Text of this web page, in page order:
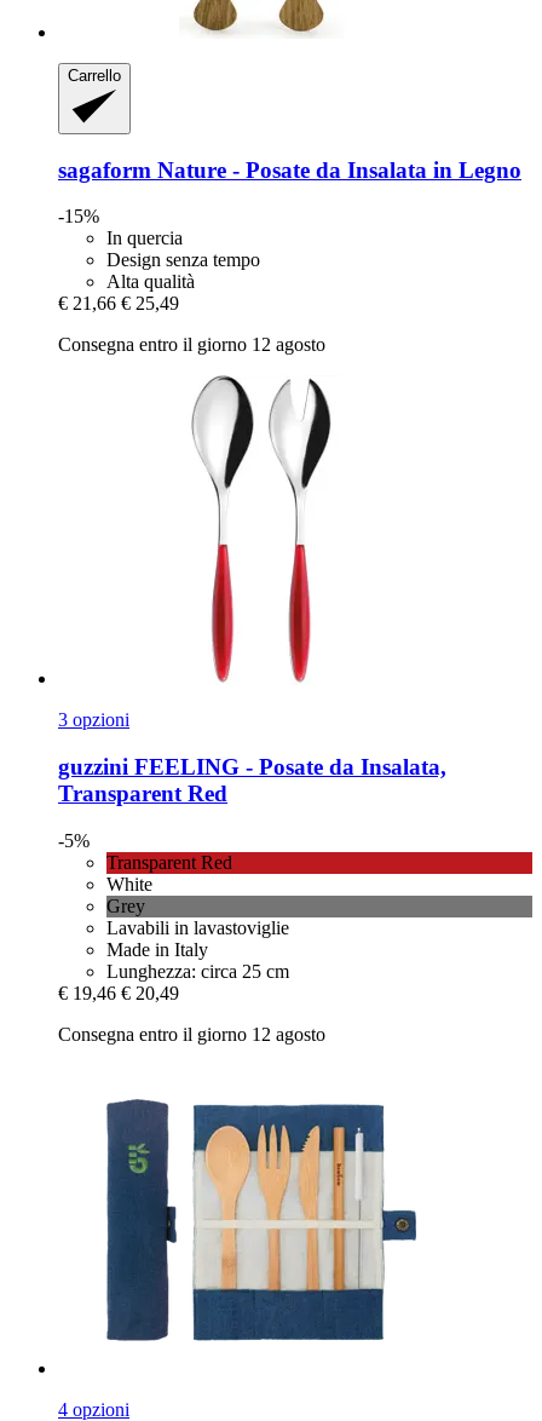
Carrello
sagaform Nature -​ Posate da Insalata in Legno
-15%
In quercia
Design senza tempo
Alta qualità
€ 21,66 € 25,49
Consegna entro il giorno 12 agosto
3 opzioni
guzzini FEELING -​ Posate da Insalata,
Transparent Red
-5%
Transparent Red
White
Grey
Lavabili in lavastoviglie
Made in Italy
Lunghezza: circa 25 cm
€ 19,46 € 20,49
Consegna entro il giorno 12 agosto
4 opzioni